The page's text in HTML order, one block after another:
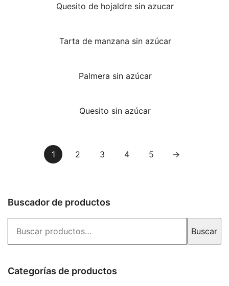
Quesito de hojaldre sin azucar
Tarta de manzana sin azúcar
Palmera sin azúcar
Quesito sin azúcar
1 2 3 4 5 →
Buscador de productos
por:
Buscar
Categorías de productos